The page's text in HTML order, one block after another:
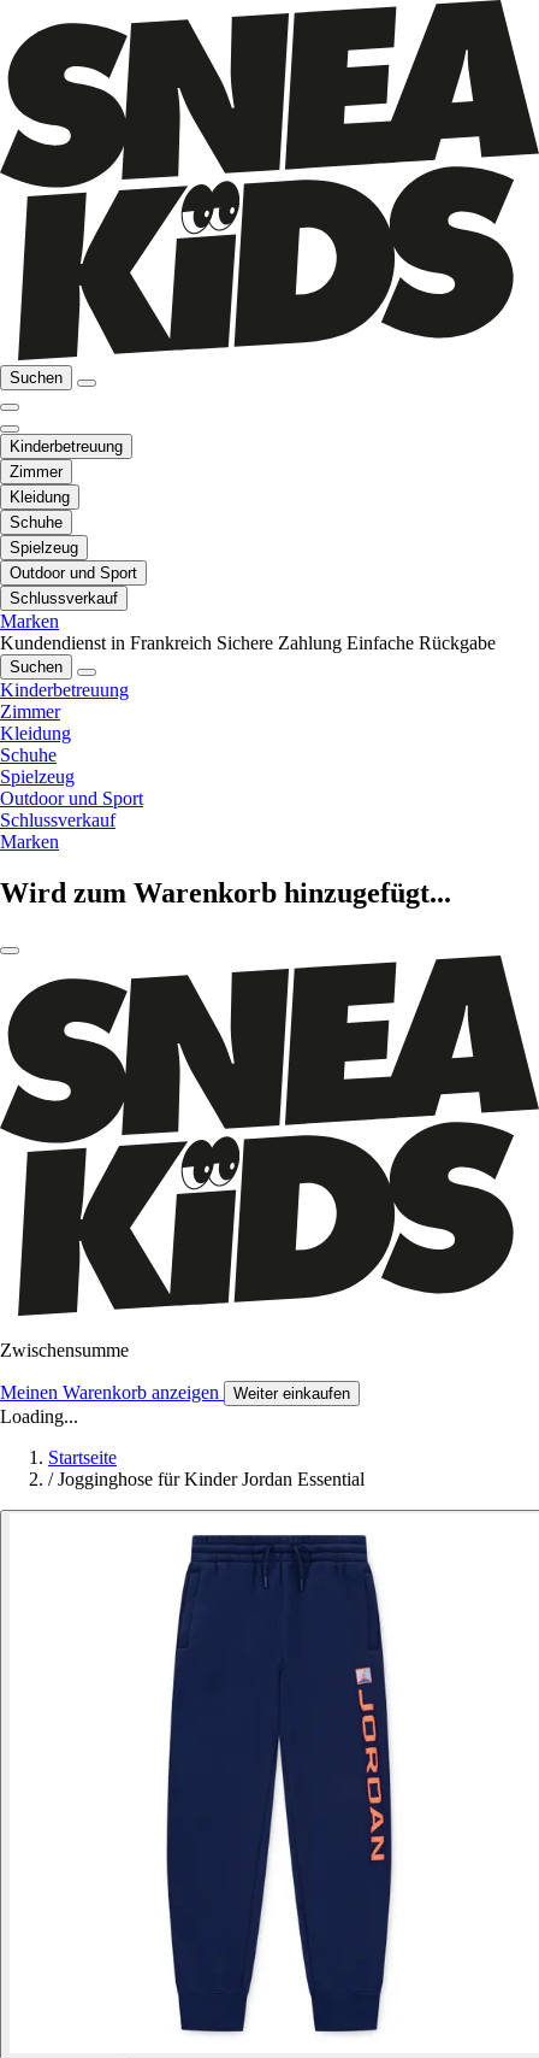
Suchen
Kinderbetreuung
Zimmer
Kleidung
Schuhe
Spielzeug
Outdoor und Sport
Schlussverkauf
Marken
Kundendienst in Frankreich Sichere Zahlung Einfache Rückgabe
Suchen
Kinderbetreuung
Zimmer
Kleidung
Schuhe
Spielzeug
Outdoor und Sport
Schlussverkauf
Marken
Wird zum Warenkorb hinzugefügt...
Zwischensumme
Meinen Warenkorb anzeigen Weiter einkaufen
Loading...
Startseite
/ Jogginghose für Kinder Jordan Essential